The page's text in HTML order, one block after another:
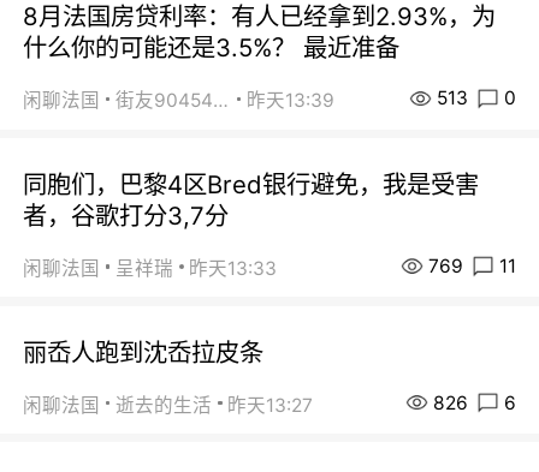
8月法国房贷利率：有人已经拿到2.93%，为
什么你的可能还是3.5%？ 最近准备
闲聊法国 街友90454511 昨天13:39 513 0
同胞们，巴黎4区Bred银行避免，我是受害
者，谷歌打分3,7分
闲聊法国 呈祥瑞 昨天13:33 769 11
丽岙人跑到沈岙拉皮条
闲聊法国 逝去的生活 昨天13:27 826 6